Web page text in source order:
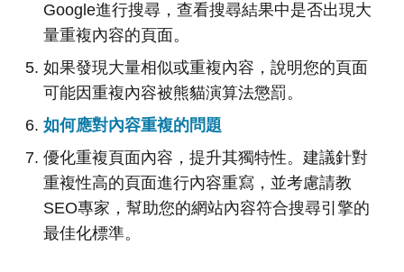
Google進行搜尋，查看搜尋結果中是否出現大
量重複內容的頁面。
如果發現大量相似或重複內容，說明您的頁面
可能因重複內容被熊貓演算法懲罰。
如何應對內容重複的問題
優化重複頁面內容，提升其獨特性。建議針對
重複性高的頁面進行內容重寫，並考慮請教
SEO專家，幫助您的網站內容符合搜尋引擎的
最佳化標準。